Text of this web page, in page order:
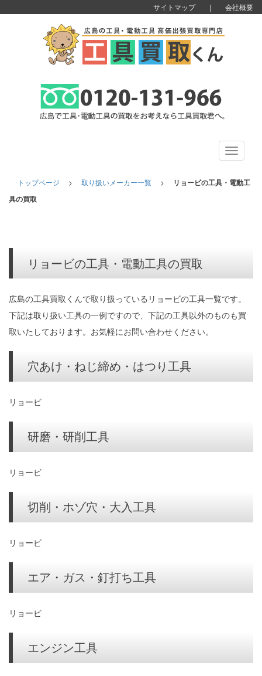
サイトマップ| 会社概要
Toggle
トップページ > 取り扱いメーカー一覧 >
リョービの工具・電動工
具の買取
リョービの工具・電動工具の買取
広島の工具買取くんで取り扱っているリョービの工具一覧です。
下記は取り扱い工具の一例ですので、下記の工具以外のものも買
取いたしております。お気軽にお問い合わせください。
穴あけ・ねじ締め・はつり工具
リョービ
研磨・研削工具
リョービ
切削・ホゾ穴・大入工具
リョービ
エア・ガス・釘打ち工具
リョービ
エンジン工具